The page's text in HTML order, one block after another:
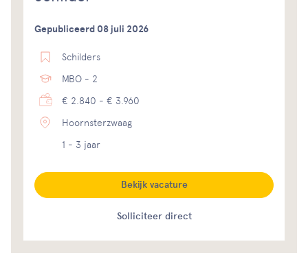
Gepubliceerd 08 juli 2026
Schilders
MBO - 2
€ 2.840 - € 3.960
Hoornsterzwaag
1 - 3 jaar
Solliciteer direct
Bekijk vacature